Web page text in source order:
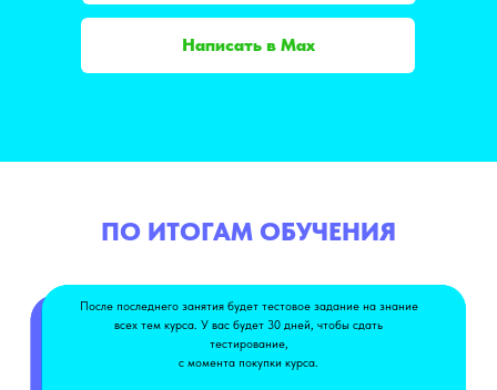
Написать в Max
ПО ИТОГАМ ОБУЧЕНИЯ
После последнего занятия будет тестовое задание на знание
всех тем курса. У вас будет 30 дней, чтобы сдать
тестирование,
с момента покупки курса.